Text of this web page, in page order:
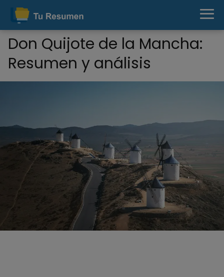
Don Quijote de la Mancha:
Resumen y análisis